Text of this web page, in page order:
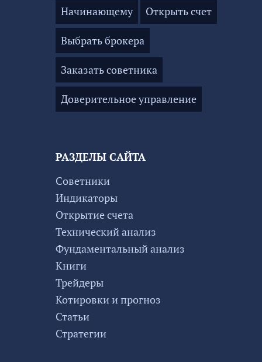
РАЗДЕЛЫ САЙТА
Советники
Индикаторы
Открытие счета
Технический анализ
Фундаментальный анализ
Книги
Трейдеры
Котировки и прогноз
Статьи
Стратегии
Начинающему Открыть счет
Выбрать брокера
Заказать советника
Доверительное управление